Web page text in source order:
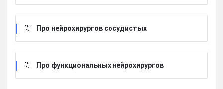
Про нейрохирургов сосудистых
Про функциональных нейрохирургов